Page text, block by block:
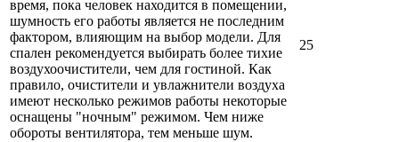
время, пока человек находится в помещении,
шумность его работы является не последним
фактором, влияющим на выбор модели. Для
спален рекомендуется выбирать более тихие
воздухоочистители, чем для гостиной. Как
правило, очистители и увлажнители воздуха
имеют несколько режимов работы некоторые
оснащены "ночным" режимом. Чем ниже
обороты вентилятора, тем меньше шум.
25